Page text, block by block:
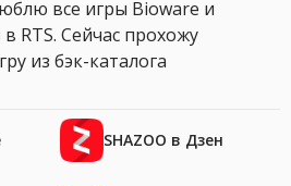
все игры Bioware и
RTS. Сейчас прохожу
из бэк-каталога
SHAZOO в Дзен